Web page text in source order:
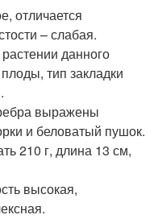
отличается
– слабая.
данного
тип закладки
выражены
и беловатый пушок.
210 г, длина 13 см,
высокая,